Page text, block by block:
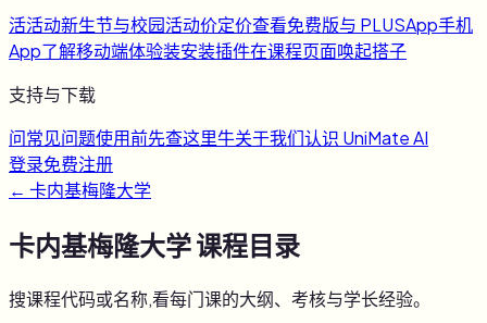
活活动新生节与校园活动价定价查看免费版与 PLUSApp手机
App了解移动端体验装安装插件在课程页面唤起搭子
支持与下载
问常见问题使用前先查这里牛关于我们认识 UniMate AI
登录免费注册
← 卡内基梅隆大学
卡内基梅隆大学课程目录
搜课程代码或名称,看每门课的大纲、考核与学长经验。